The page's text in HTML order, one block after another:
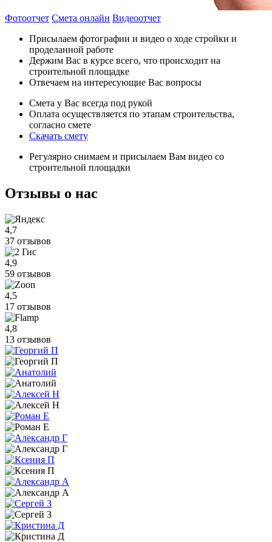
Фотоотчет Смета онлайн Видеоотчет
Присылаем фотографии и видео о ходе стройки и
проделанной работе
Держим Вас в курсе всего, что происходит на
строительной площадке
Отвечаем на интересующие Вас вопросы
Смета у Вас всегда под рукой
Оплата осуществляется по этапам строительства,
согласно смете
Скачать смету
Регулярно снимаем и присылаем Вам видео со
строительной площадки
Отзывы о нас
4,7
37 отзывов
4,9
59 отзывов
4,5
17 отзывов
4,8
13 отзывов